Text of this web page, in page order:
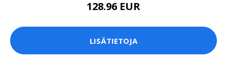
128.96 EUR
LISÄTIETOJA